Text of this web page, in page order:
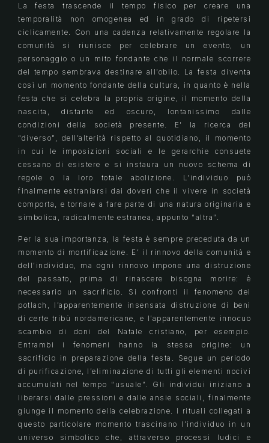
La festa trascende il tempo fisico per creare una
temporalità non omogenea ed in grado di ripetersi
ciclicamente. Con una cadenza relativamente regolare la
comunità si riunisce per celebrare un evento, un
personaggio o un mito fondante che il normale scorrere
del tempo sembrava destinare all’oblio. La festa diventa
così un momento fondante della cultura, in quanto è nella
festa che si celebra la propria origine, il momento della
nascita, distante ed oscuro, lontanissimo dalle
condizioni della società presente. E’ la ricerca del
“diverso”, dell’alterità rispetto al quotidiano, il momento
in cui le imposizioni sociali e le gerarchie consuete
cessano di esistere e si instaura un nuovo schema di
regole o la loro totale abolizione. L’individuo può
finalmente estraniarsi dai doveri che il vivere in società
comporta, e tornare a fare parte di una natura originaria e
simbolica, radicalmente estranea, appunto “altra”.
Per la sua importanza, la festa è sempre preceduta da un
momento di mortificazione. E’ il rinnovo della comunità e
dell’individuo, ma ogni rinnovo impone una distruzione
del passato, prima di rinascere bisogna morire: è
necessario un sacrificio. Si confronti il fenomeno del
potlach, l’apparentemente insensata distruzione di beni
di certe tribù nordamericane, e l’apparentemente innocuo
scambio di doni del Natale cristiano, per esempio.
Entrambi i fenomeni hanno la stessa origine: un
sacrificio in preparazione della festa. Segue un periodo
di purificazione, l’eliminazione di tutti gli elementi nocivi
accumulati nel tempo “usuale”. Gli individui iniziano a
liberarsi dalle pressioni e dalle ansie sociali, finalmente
giunge il momento della celebrazione. I rituali collegati a
questo particolare momento trascinano l’individuo in un
universo simbolico che, attraverso processi ludici e